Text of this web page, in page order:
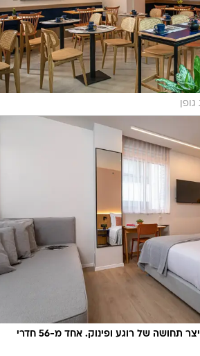
הצבעים והעיצוב נועדו לייצר תחושה של רוגע ופינוק. אחד מ-56 חדרי